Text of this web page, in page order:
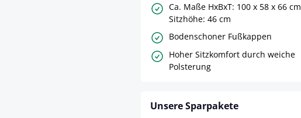
Ca. Maße HxBxT: 100 x 58 x 66 cm
Sitzhöhe: 46 cm
Bodenschoner Fußkappen
Hoher Sitzkomfort durch weiche
Polsterung
Unsere Sparpakete